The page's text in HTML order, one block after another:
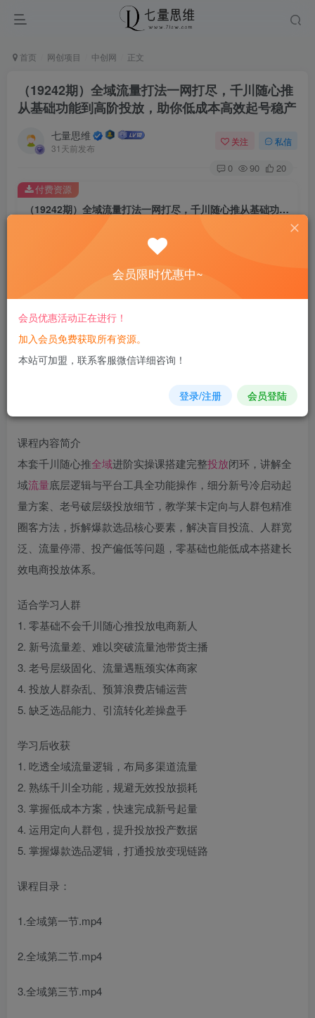
首页 网创项目 中创网 正文
（19242期）全域流量打法一网打尽，千川随心推
从基础功能到高阶投放，助你低成本高效起号稳产
七量思维
31天前发布
关注 私信
0 90 20
（19242期）全域流量打法一网打尽，千川随心推从基础功能到高阶投放，助你低成本高效起号稳产
8.8
免费
您当前未登录！建议登陆后购买，可保存购买订单
付费资源
课程内容简介
本套千川随心推全域进阶实操课搭建完整投放闭环，讲解全
域流量底层逻辑与平台工具全功能操作，细分新号冷启动起
量方案、老号破层级投放细节，教学莱卡定向与人群包精准
圈客方法，拆解爆款选品核心要素，解决盲目投流、人群宽
泛、流量停滞、投产偏低等问题，零基础也能低成本搭建长
效电商投放体系。
适合学习人群
1. 零基础不会千川随心推投放电商新人
2. 新号流量差、难以突破流量池带货主播
3. 老号层级固化、流量遇瓶颈实体商家
4. 投放人群杂乱、预算浪费店铺运营
5. 缺乏选品能力、引流转化差操盘手
学习后收获
1. 吃透全域流量逻辑，布局多渠道流量
2. 熟练千川全功能，规避无效投放损耗
3. 掌握低成本方案，快速完成新号起量
4. 运用定向人群包，提升投放投产数据
5. 掌握爆款选品逻辑，打通投放变现链路
课程目录：
1.全域第一节.mp4
2.全域第二节.mp4
3.全域第三节.mp4
会员限时优惠中~
会员优惠活动正在进行！
加入会员免费获取所有资源。
本站可加盟，联系客服微信详细咨询！
登录/注册 会员登陆